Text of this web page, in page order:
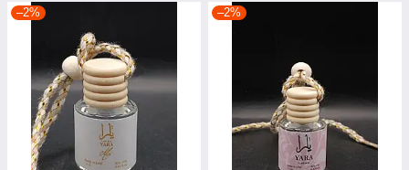
–2% –2%